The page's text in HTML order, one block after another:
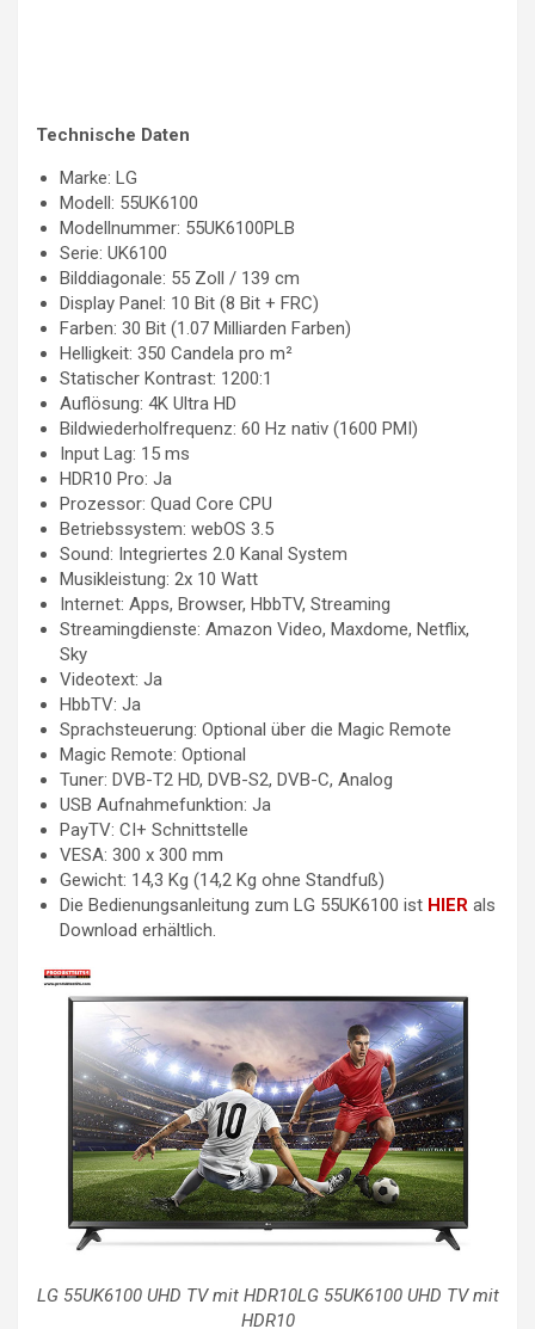
Technische Daten
Marke: LG
Modell: 55UK6100
Modellnummer: 55UK6100PLB
Serie: UK6100
Bilddiagonale: 55 Zoll / 139 cm
Display Panel: 10 Bit (8 Bit + FRC)
Farben: 30 Bit (1.07 Milliarden Farben)
Helligkeit: 350 Candela pro m²
Statischer Kontrast: 1200:1
Auflösung: 4K Ultra HD
Bildwiederholfrequenz: 60 Hz nativ (1600 PMI)
Input Lag: 15 ms
HDR10 Pro: Ja
Prozessor: Quad Core CPU
Betriebssystem: webOS 3.5
Sound: Integriertes 2.0 Kanal System
Musikleistung: 2x 10 Watt
Internet: Apps, Browser, HbbTV, Streaming
Streamingdienste: Amazon Video, Maxdome, Netflix,
Sky
Videotext: Ja
HbbTV: Ja
Sprachsteuerung: Optional über die Magic Remote
Magic Remote: Optional
Tuner: DVB-T2 HD, DVB-S2, DVB-C, Analog
USB Aufnahmefunktion: Ja
PayTV: CI+ Schnittstelle
VESA: 300 x 300 mm
Gewicht: 14,3 Kg (14,2 Kg ohne Standfuß)
Die Bedienungsanleitung zum LG 55UK6100 ist HIER als
Download erhältlich.
LG 55UK6100 UHD TV mit HDR10LG 55UK6100 UHD TV mit
HDR10